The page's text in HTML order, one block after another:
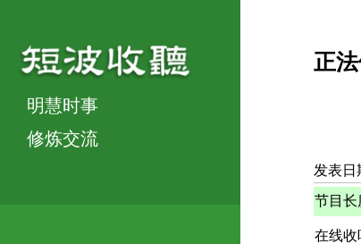
明慧时事
修炼交流
正
发表日
节目长
在线收